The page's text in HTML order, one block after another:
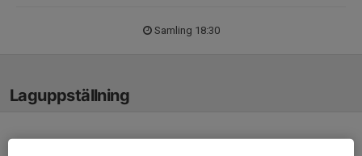
Samling 18:30
Laguppställning